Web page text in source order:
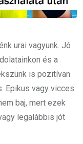
urai vagyunk. Jó
és a
is pozitívan
Epikus vagy vicces
baj, mert ezek
legalábbis jót